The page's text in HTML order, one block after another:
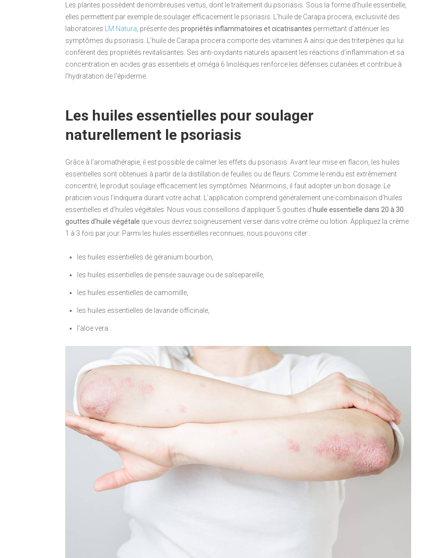
Les plantes possèdent de nombreuses vertus, dont le traitement du psoriasis. Sous la forme d’huile essentielle,
elles permettent par exemple de soulager efficacement le psoriasis. L’huile de Carapa procera, exclusivité des
laboratoires
LM Natura , présente des propriétés inflammatoires et cicatrisantes permettant d’atténuer les
symptômes du psoriasis. L’huile de Carapa procera comporte des vitamines A ainsi que des triterpènes qui lui
confèrent des propriétés revitalisantes. Ses anti-oxydants naturels apaisent les réactions d’inflammation et sa
concentration en acides gras essentiels et oméga 6 linoléiques renforce les défenses cutanées et contribue à
l’hydratation de l’épiderme.
Les huiles essentielles pour soulager
naturellement le psoriasis
Grâce à l’aromathérapie, il est possible de calmer les effets du psoriasis. Avant leur mise en flacon, les huiles
essentielles sont obtenues à partir de la distillation de feuilles ou de fleurs. Comme le rendu est extrêmement
concentré, le produit soulage efficacement les symptômes. Néanmoins, il faut adopter un bon dosage. Le
praticien vous l’indiquera durant votre achat. L’application comprend généralement une combinaison d’huiles
essentielles et d’huiles végétales. Nous vous conseillons d’appliquer 5 gouttes d’huile essentielle dans 20 à 30
gouttes d’huile végétale que vous devrez soigneusement verser dans votre crème ou lotion. Appliquez la crème
1 à 3 fois par jour. Parmi les huiles essentielles reconnues, nous pouvons citer :
les huiles essentielles de géranium bourbon,
les huiles essentielles de pensée sauvage ou de salsepareille,
les huiles essentielles de camomille,
les huiles essentielles de lavande officinale,
l’aloe vera.